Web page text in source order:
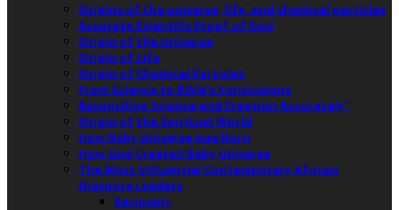
Origins of the universe, life, and chemical particles
Accurate Scientific Proof of God
Origin of the Universe
Origin of Life
Origin of Chemical Particles
From Science to Bible’s Conclusions
Reconciling Science and Creation Accurately”
Origin of the Spiritual World
How Baby Universe was Born
How God Created Baby Universe
The Most Influential Contemporary African
Diaspora Leaders
Recipient